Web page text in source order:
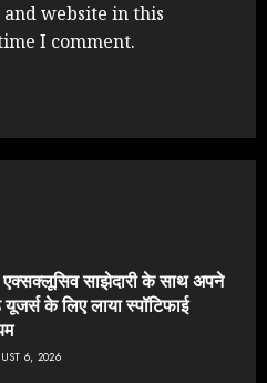
and website in this
I comment.
एक्सक्लूसिव साझेदारी के साथ अपने
यूजर्स के लिए लाया स्पॉटिफाई
6, 2026